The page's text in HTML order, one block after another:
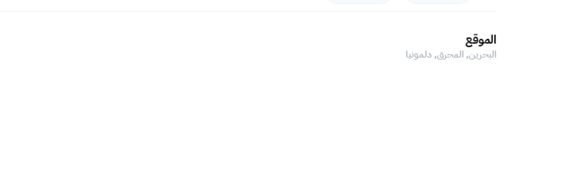
الموقع
البحرين, المحرق, دلمونيا